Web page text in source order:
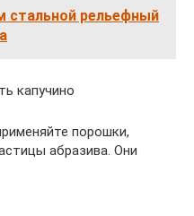
стальной рельефный
капучино
порошки,
абразива. Они